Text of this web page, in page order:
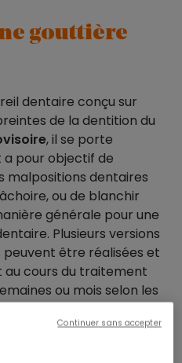
gouttière
dentaire conçu sur
de la dentition du
, il se porte
pour objectif de
malpositions dentaires
ou de blanchir
générale pour une
Plusieurs versions
être réalisées et
cours du traitement
ou mois selon les
Continuer sans accepter